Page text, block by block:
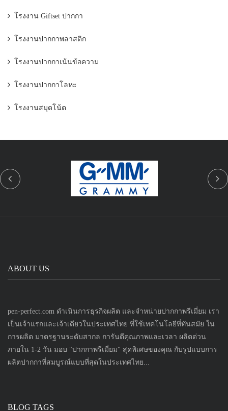
โรงงาน Giftset ปากกา
โรงงานปากกาพลาสติก
โรงงานปากกาเน้นข้อความ
โรงงานปากกาโลหะ
โรงงานสมุดโน้ต
ABOUT US
pen-perfect.com ดำเนินการธุรกิจผลิต และจำหน่ายปากกาพรีเมี่ยม เรา
เป็นเจ้าแรกและเจ้าเดียวในประเทศไทย ที่ใช้เทคโนโลยีที่ทันสมัย ใน
การผลิต มาตรฐานระดับสากล การันตีคุณภาพและเวลา ผลิตด่วน
ภายใน 1-2 วัน มอบ "ปากกาพรีเมี่ยม" สุดพิเศษของคุณ กับรูปแบบการ
ผลิตปากกาที่สมบูรณ์แบบที่สุดในประเทศไทย...
BLOG TAGS